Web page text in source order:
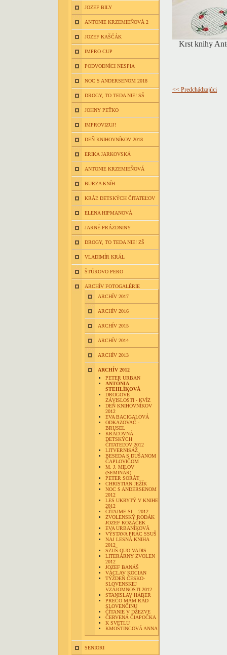
JOZEF BILY
ANTONIE KRZEMIEŇOVÁ 2
JOZEF KAŠČÁK
IMPRO CUP
PODVODNÍCI NESPIA
NOC S ANDERSENOM 2018
DROGY, TO TEDA NIE! SŠ
JOHNY PEŤKO
IMPROVIZUJ!
DEŇ KNIHOVNÍKOV 2018
ERIKA JARKOVSKÁ
ANTONIE KRZEMIEŇOVÁ
BURZA KNÍH
KRÁĽ DETSKÝCH ČITATEĽOV
ELENA HIPMANOVÁ
JARNÉ PRÁZDNINY
DROGY, TO TEDA NIE! ZŠ
VLADIMÍR KRÁL
ŠTÚROVO PERO
ARCHÍV FOTOGALÉRIE
ARCHÍV 2017
ARCHÍV 2016
ARCHÍV 2015
ARCHÍV 2014
ARCHÍV 2013
ARCHÍV 2012
PETER URBAN
ANTÓNIA
STEHLÍKOVÁ
DROGOVÉ
ZÁVISLOSTI - KVÍZ
DEŇ KNIHOVNÍKOV
2012
EVA BACIGALOVÁ
ODKAZOVAČ -
BRUSEL
KRÁĽOVNÁ
DETSKÝCH
ČITATEĽOV 2012
LITVERNISÁŽ
BESEDA S DUŠANOM
ČAPLOVIČOM
M. J. MILOV
(SEMINÁR)
PETER SORÁT
CHRISTIAN JEŽÍK
NOC S ANDERSENOM
2012
LES UKRYTÝ V KNIHE
2012
ČÍTAJME SI... 2012
ZVOLENSKÝ RODÁK
JOZEF KOZÁČEK
EVA URBANÍKOVÁ
VÝSTAVA PRÁC SSUŠ
NAJ LESNÁ KNIHA
2012
SZUŠ QUO VADIS
LITERÁRNY ZVOLEN
2012
JOZEF BANÁŠ
VÁCLAV KOCIAN
TÝŽDEŇ ČESKO-
SLOVENSKEJ
VZÁJOMNOSTI 2012
STANISLAV HÁBER
PREČO MÁM RÁD
SLOVENČINU
ČÍTANIE V DŽEZVE
ČERVENÁ ČIAPOČKA
K SVETLU
KMOŠTINCOVÁ ANNA
SENIORI
Krst knihy
<< Predchádzajúci